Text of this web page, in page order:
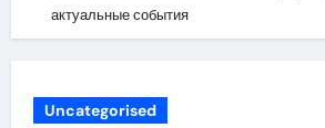
актуальные события
Uncategorised